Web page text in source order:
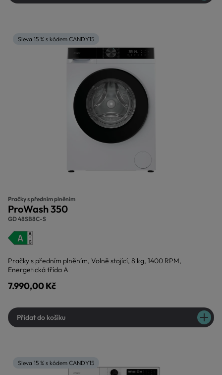
Sleva 15 % s kódem CANDY15
Pračky s předním plněním
ProWash 350
GD 48SB8C-S
Pračky s předním plněním, Volně stojící, 8 kg, 1400 RPM,
Energetická třída A
7.990,00 Kč
Přidat do košíku
Sleva 15 % s kódem CANDY15